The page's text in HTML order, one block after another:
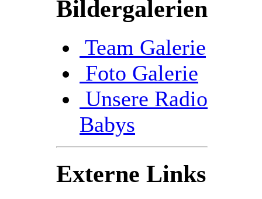
Bildergalerien
Team Galerie
Foto Galerie
Unsere Radio
Babys
Externe Links